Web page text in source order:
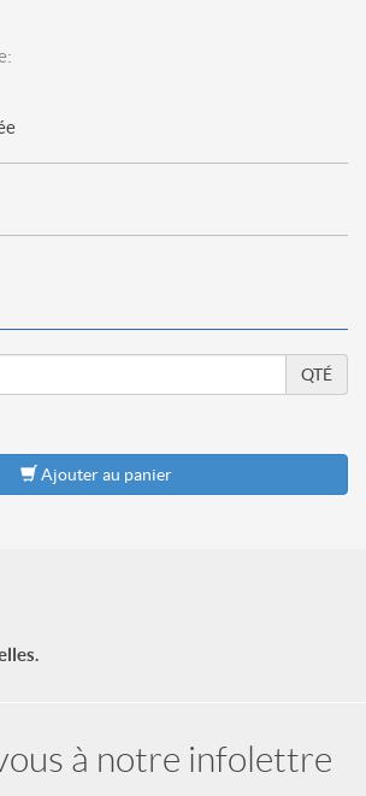
QTÉ
Ajouter au panier
à notre infolettre